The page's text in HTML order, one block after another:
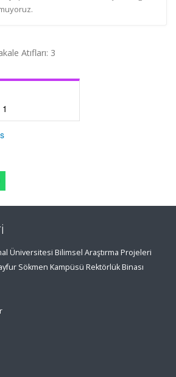
Atıfları: 3
1
Üniversitesi Bilimsel Araştırma Projeleri
Sökmen Kampüsü Rektörlük Binası